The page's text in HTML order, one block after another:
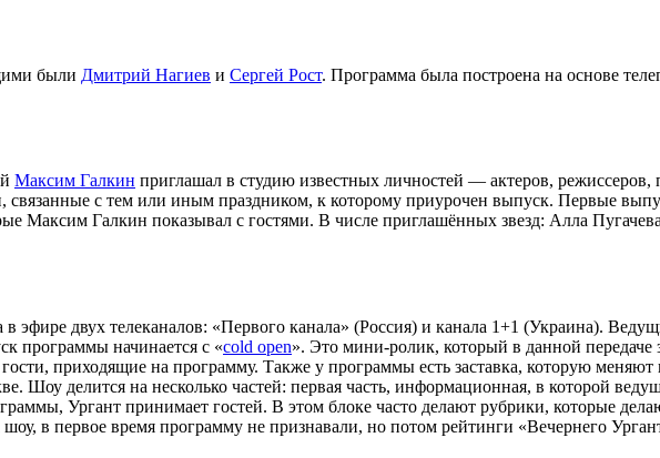
были Дмитрий Нагиев и Сергей Рост. Программа была построена на основе
Максим Галкин приглашал в студию известных личностей — актеров, режиссеров,
связанные с тем или иным праздником, к которому приурочен выпуск. Первые
Максим Галкин показывал с гостями. В числе приглашённых звезд: Алла
эфире двух телеканалов: «Первого канала» (Россия) и канала 1+1 (Украина).
программы начинается с «cold open». Это мини-ролик, который в данной
приходящие на программу. Также у программы есть заставка, которую
Шоу делится на несколько частей: первая часть, информационная, в которой
Ургант принимает гостей. В этом блоке часто делают рубрики, которые
в первое время программу не признавали, но потом рейтинги «Вечернего